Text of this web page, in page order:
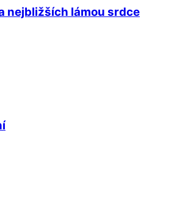
nejbližších lámou srdce